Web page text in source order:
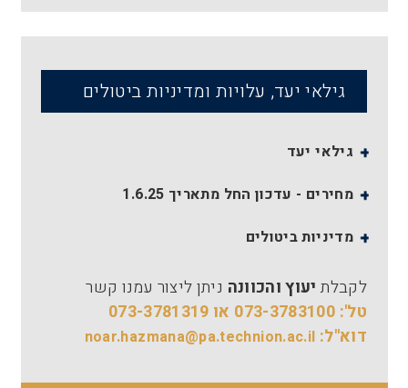
גילאי יעד, עלויות ומדיניות ביטולים
גילאי יעד
מחירים - עדכון החל מתאריך 1.6.25
מדיניות ביטולים
לקבלתיעוץ והכוונה ניתן ליצור עמנו קשר
טל': 073-3783100 או 073-3781319
דוא"ל: noar.hazmana@pa.technion.ac.il